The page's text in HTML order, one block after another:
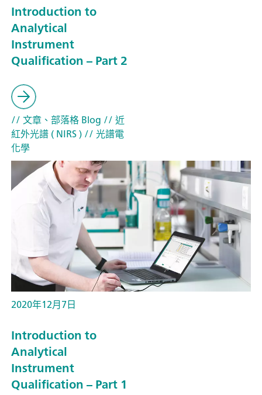
Introduction to
Analytical
Instrument
Qualification – Part 2
// 文章、部落格 Blog // 近
紅外光譜 ( NIRS )// 光譜電
化學
2020年12月7日
Introduction to
Analytical
Instrument
Qualification – Part 1